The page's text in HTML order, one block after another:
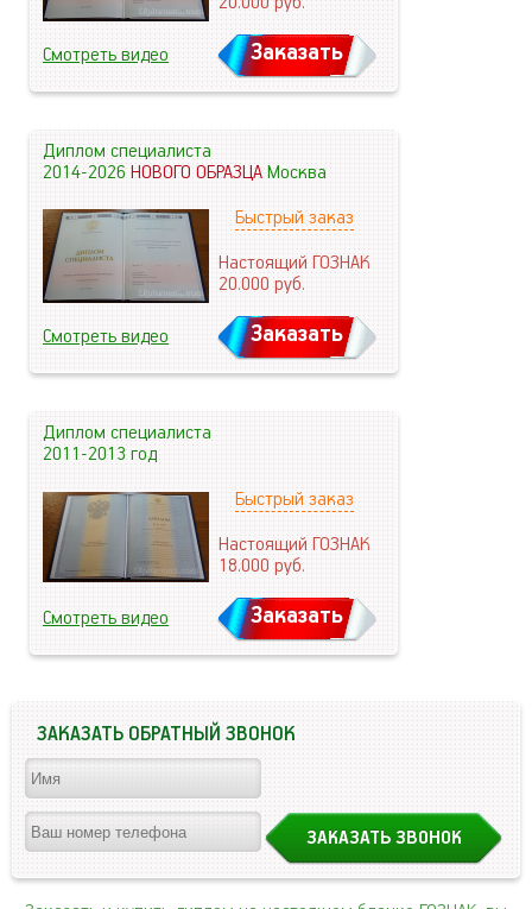
Смотреть видео Заказать
Диплом специалиста
2014-2026НОВОГО ОБРАЗЦАМосква
Быстрый заказ
Настоящий ГОЗНАК
20.000руб.
Смотреть видео Заказать
Диплом специалиста
2011-2013 год
Быстрый заказ
Настоящий ГОЗНАК
18.000руб.
Смотреть видео Заказать
ЗАКАЗАТЬ ОБРАТНЫЙ ЗВОНОК